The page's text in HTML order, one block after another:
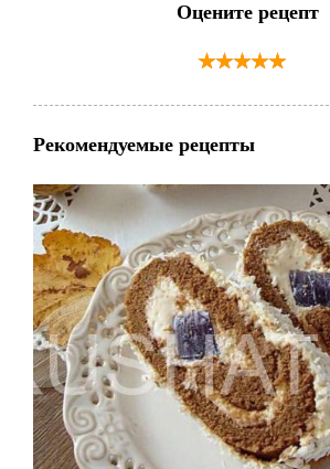
Оцените рецепт
Рекомендуемые рецепты